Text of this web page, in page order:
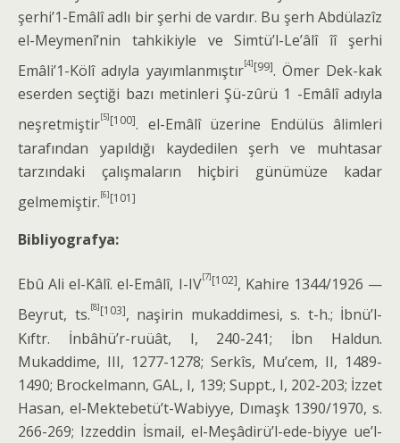
şerhi’1-Emâlî adlı bir şerhi de vardır. Bu şerh Abdülazîz
el-Meymenî’nin tahkikiyle ve Simtü’l-Le’âlî îî şerhi
Emâli’1-Kölî adıyla ya­yımlanmıştır[4][99]. Ömer Dek-kak
eserden seçtiği bazı metinleri Şü-zûrü 1 -Emâlî adıyla
neşretmiştir[5][100]. el-Emâlî üzerine Endülüs âlimleri
tarafından yapıldığı kaydedilen şerh ve muhtasar
tarzındaki çalışmala­rın hiçbiri günümüze kadar
gelmemiş­tir.[6][101]
Bibliyografya:
Ebû Ali el-Kâlî. el-Emâlî, I-IV[7][102], Kahire 1344/1926 —
Beyrut, ts.[8][103], naşirin mukaddi­mesi, s. t-h.; İbnü’l-
Kıftr. İnbâhü’r-ruüât, I, 240-241; İbn Haldun.
Mukaddime, III, 1277-1278; Serkîs, Mu’cem, II, 1489-
1490; Brockelmann, GAL, I, 139; Suppt., I, 202-203; İzzet
Hasan, el-Mektebetü’t-Wabiyye, Dımaşk 1390/1970, s.
266-269; Izzeddin İsmail, el-Meşâdirü’l-ede-biyye ue’l-